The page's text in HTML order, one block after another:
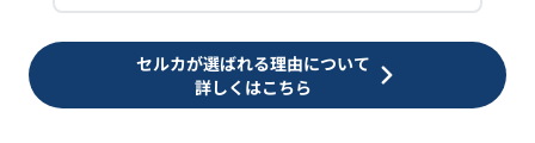
セルカが選ばれる理由について
詳しくはこちら